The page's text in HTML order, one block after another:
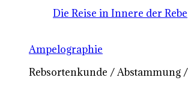
Die Reise in Innere der Rebe
Ampelographie
Rebsortenkunde / Abstammung